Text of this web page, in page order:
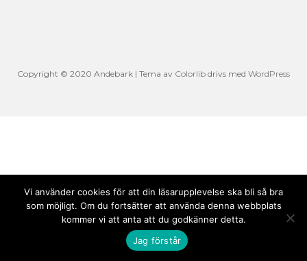
Copyright © 2020 Andebark | Tema av Colorlib drivs med WordPress
Vi använder cookies för att din läsarupplevelse ska bli så bra
som möjligt. Om du fortsätter att använda denna webbplats
kommer vi att anta att du godkänner detta.
Jag förstår